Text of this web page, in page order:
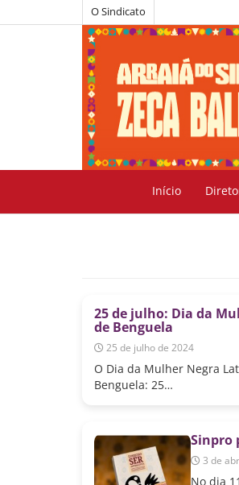
O Sindicato
Início
25 de julho: Dia da
de Benguela
25 de julho de 2024
O Dia da Mulher Negra
Benguela: 25…
Sinpro
3 de
No dia